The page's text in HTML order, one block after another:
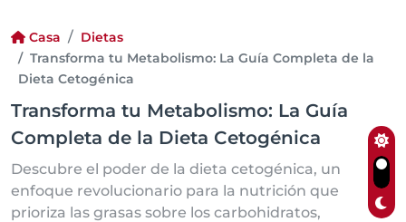
Casa
Dietas
Transforma tu Metabolismo: La Guía Completa de la
Dieta Cetogénica
Transforma tu Metabolismo: La Guía
Completa de la Dieta Cetogénica
Descubre el poder de la dieta cetogénica, un
enfoque revolucionario para la nutrición que
prioriza las grasas sobre los carbohidratos,